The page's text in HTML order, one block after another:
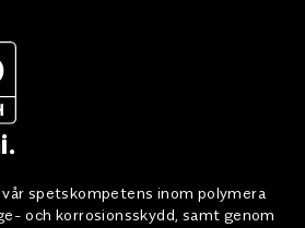
spetskompetens inom polymera
och korrosionsskydd, samt genom